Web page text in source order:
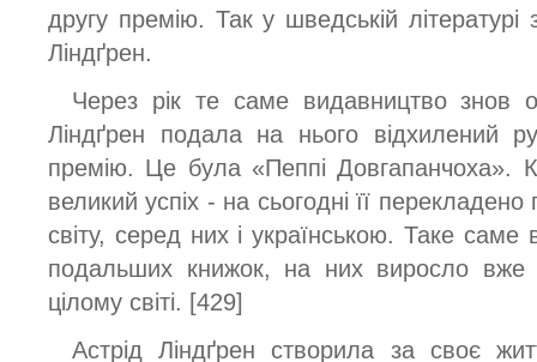
другу премію. Так у шведській
Ліндґрен.
Через рік те саме видавництво знов
Ліндґрен подала на нього відхилений
премію. Це була «Пеппі Довгапанчоха».
великий успіх - на сьогодні її
світу, серед них і українською. Таке саме
подальших книжок, на них виросло вже
цілому світі. [429]
Астрід Ліндґрен створила за своє